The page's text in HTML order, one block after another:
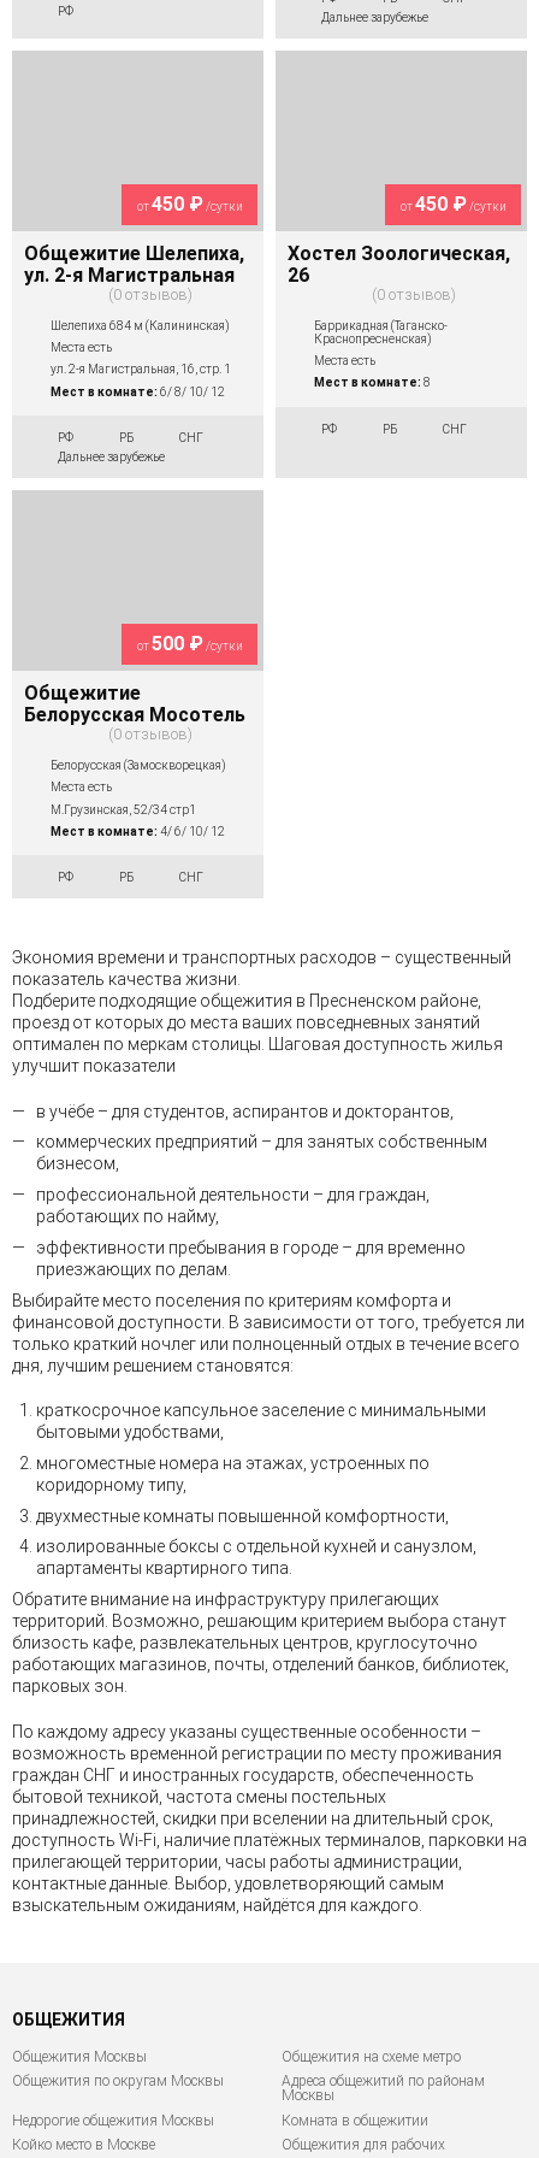
РФ
Дальнее зарубежье
от450 ₽/сутки
Общежитие Шелепиха,
ул. 2-я Магистральная
0 отзывов
Шелепиха 684 м (Калининская)
Места есть
ул. 2-я Магистральная, 16, стр. 1
Мест в комнате: 6/ 8/ 10/ 12
РФ РБ
СНГ
Дальнее зарубежье
от450 ₽/сутки
Хостел Зоологическая,
26
0 отзывов
Баррикадная (Таганско-
Краснопресненская)
Места есть
Мест в комнате: 8
РФ РБ СНГ
от500 ₽/сутки
Общежитие
Белорусская Мосотель
0 отзывов
Белорусская (Замоскворецкая)
Места есть
М.Грузинская, 52/34 стр1
Мест в комнате: 4/ 6/ 10/ 12
РФ РБ СНГ
Экономия времени и транспортных расходов – существенный
показатель качества жизни.
Подберите подходящие общежития в Пресненском районе,
проезд от которых до места ваших повседневных занятий
оптимален по меркам столицы. Шаговая доступность жилья
улучшит показатели
в учёбе – для студентов, аспирантов и докторантов,
коммерческих предприятий – для занятых собственным
бизнесом,
профессиональной деятельности – для граждан,
работающих по найму,
эффективности пребывания в городе – для временно
приезжающих по делам.
Выбирайте место поселения по критериям комфорта и
финансовой доступности. В зависимости от того, требуется ли
только краткий ночлег или полноценный отдых в течение всего
дня, лучшим решением становятся:
краткосрочное капсульное заселение с минимальными
бытовыми удобствами,
многоместные номера на этажах, устроенных по
коридорному типу,
двухместные комнаты повышенной комфортности,
изолированные боксы с отдельной кухней и санузлом,
апартаменты квартирного типа.
Обратите внимание на инфраструктуру прилегающих
территорий. Возможно, решающим критерием выбора станут
близость кафе, развлекательных центров, круглосуточно
работающих магазинов, почты, отделений банков, библиотек,
парковых зон.
По каждому адресу указаны существенные особенности –
возможность временной регистрации по месту проживания
граждан СНГ и иностранных государств, обеспеченность
бытовой техникой, частота смены постельных
принадлежностей, скидки при вселении на длительный срок,
доступность Wi-Fi, наличие платёжных терминалов, парковки на
прилегающей территории, часы работы администрации,
контактные данные. Выбор, удовлетворяющий самым
взыскательным ожиданиям, найдётся для каждого.
ОБЩЕЖИТИЯ
Общежития Москвы
Общежития на схеме метро
Общежития по округам Москвы
Адреса общежитий по районам
Москвы
Недорогие общежития Москвы
Комната в общежитии
Койко место в Москве
Общежития для рабочих